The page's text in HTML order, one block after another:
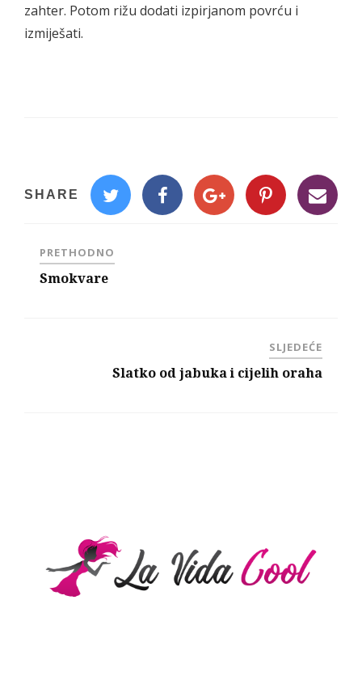
zahter. Potom rižu dodati izpirjanom povrću i
izmiješati.
SHARE
PRETHODNO
Smokvare
SLJEDEĆE
Slatko od jabuka i cijelih oraha